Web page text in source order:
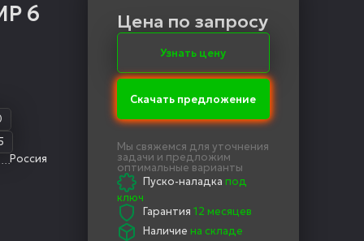
6
Россия
Цена по запросу
Узнать цену
Скачать предложение
Мы свяжемся для уточнения
задачи и предложим
оптимальные варианты
Пуско-наладка под
ключ
Гарантия 12 месяцев
Наличие на складе